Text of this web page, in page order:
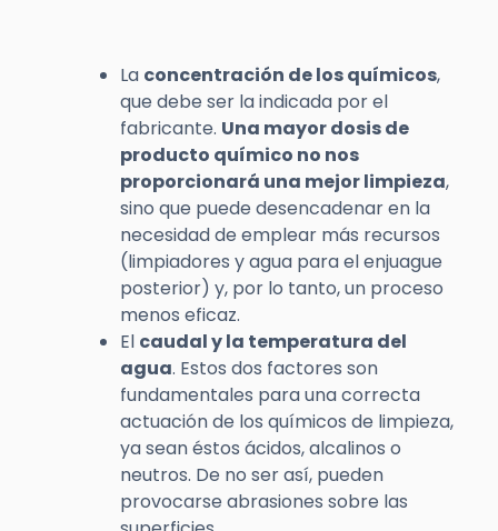
La concentración de los químicos,
que debe ser la indicada por el
fabricante. Una mayor dosis de
producto químico no nos
proporcionará una mejor limpieza,
sino que puede desencadenar en la
necesidad de emplear más recursos
(limpiadores y agua para el enjuague
posterior) y, por lo tanto, un proceso
menos eficaz.
El caudal y la temperatura del
agua. Estos dos factores son
fundamentales para una correcta
actuación de los químicos de limpieza,
ya sean éstos ácidos, alcalinos o
neutros. De no ser así, pueden
provocarse abrasiones sobre las